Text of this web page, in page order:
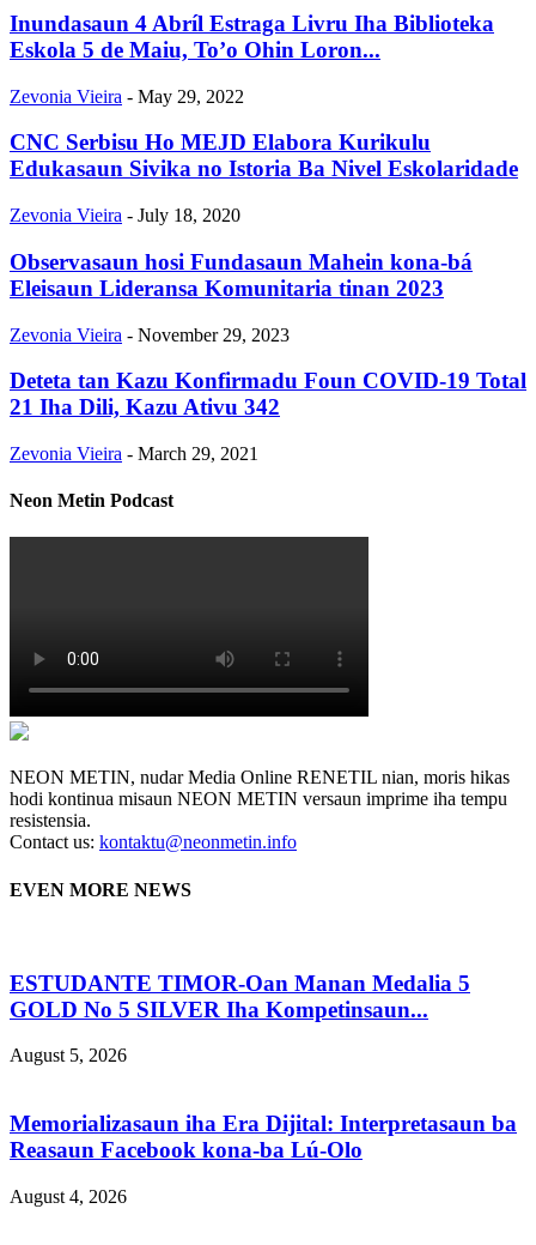
Inundasaun 4 Abríl Estraga Livru Iha Biblioteka
Eskola 5 de Maiu, To’o Ohin Loron...
Zevonia Vieira - May 29, 2022
CNC Serbisu Ho MEJD Elabora Kurikulu
Edukasaun Sivika no Istoria Ba Nivel Eskolaridade
Zevonia Vieira - July 18, 2020
Observasaun hosi Fundasaun Mahein kona-bá
Eleisaun Lideransa Komunitaria tinan 2023
Zevonia Vieira - November 29, 2023
Deteta tan Kazu Konfirmadu Foun COVID-19 Total
21 Iha Dili, Kazu Ativu 342
Zevonia Vieira - March 29, 2021
Neon Metin Podcast
NEON METIN, nudar Media Online RENETIL nian, moris hikas
hodi kontinua misaun NEON METIN versaun imprime iha tempu
resistensia.
Contact us: kontaktu@neonmetin.info
EVEN MORE NEWS
ESTUDANTE TIMOR-Oan Manan Medalia 5
GOLD No 5 SILVER Iha Kompetinsaun...
August 5, 2026
Memorializasaun iha Era Dijital: Interpretasaun ba
Reasaun Facebook kona-ba Lú-Olo
August 4, 2026